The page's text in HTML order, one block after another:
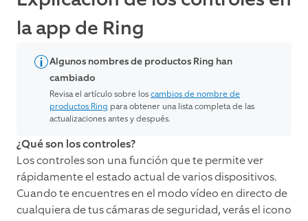
la app de Ring
Algunos nombres de productos Ring han
cambiado
Revisa el artículo sobre loscambios de nombre de
productos Ring para obtener una lista completa de las
actualizaciones antes y después.
¿Qué son los controles?
Los controles son una función que te permite ver
rápidamente el estado actual de varios dispositivos.
Cuando te encuentres en el modo vídeo en directo de
cualquiera de tus cámaras de seguridad, verás el icono